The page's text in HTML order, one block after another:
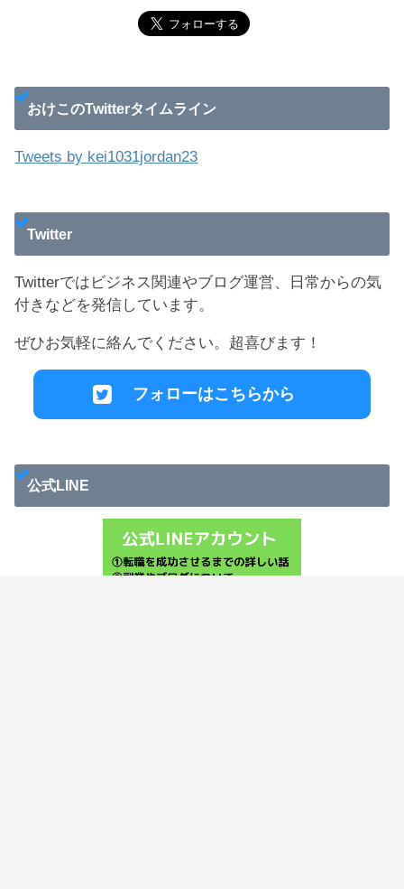
おけこのTwitterタイムライン
Tweets by kei1031jordan23
Twitter
Twitterではビジネス関連やブログ運営、日常からの気
付きなどを発信しています。
ぜひお気軽に絡んでください。超喜びます！
フォローはこちらから
公式LINE